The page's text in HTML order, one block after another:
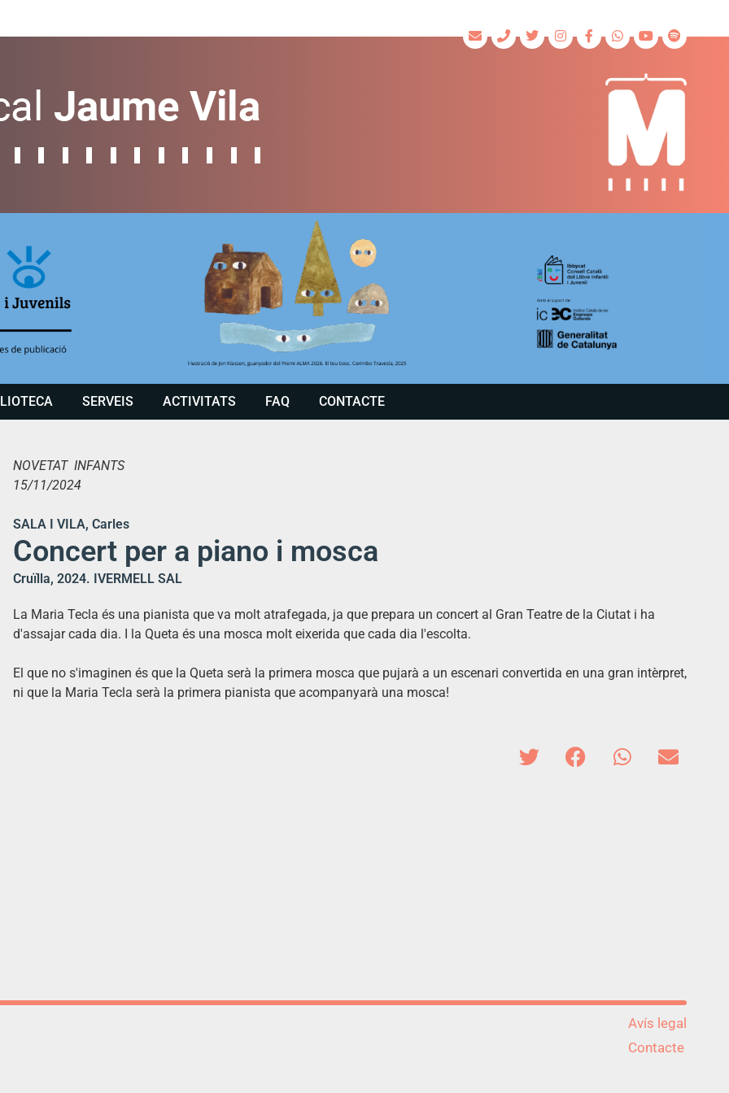
SERVEIS ACTIVITATS FAQ CONTACTE
NOVETAT INFANTS
15/11/2024
SALA I VILA, Carles
Concert per a piano i mosca
Cruïlla, 2024. IVERMELL SAL
La Maria Tecla és una pianista que va molt atrafegada, ja que prepara un concert al Gran Teatre de la Ciutat i ha
d'assajar cada dia. I la Queta és una mosca molt eixerida que cada dia l'escolta.
El que no s'imaginen és que la Queta serà la primera mosca que pujarà a un escenari convertida en una gran intèrpret,
ni que la Maria Tecla serà la primera pianista que acompanyarà una mosca!
Avís legal
Contacte